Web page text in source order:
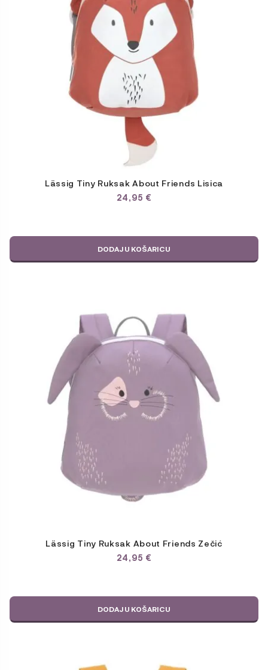
Lässig Tiny Ruksak About Friends Lisica
24,95 €
DODAJ U KOŠARICU
Lässig Tiny Ruksak About Friends Zečić
24,95 €
DODAJ U KOŠARICU